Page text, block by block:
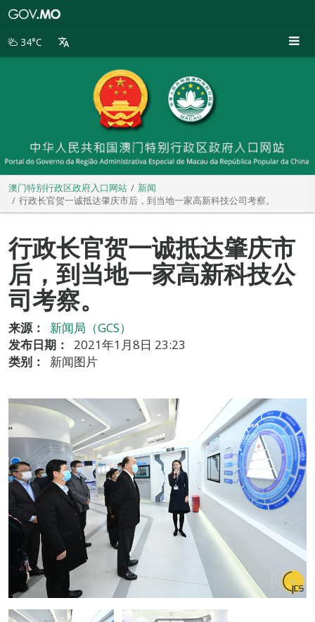
别
34°C
澳门特别行政区政府入口网站
新闻
行政长官贺一诚抵达肇庆市后，到当地一家高新科技公司考察。
行政长官贺一诚抵达肇庆市
后，到当地一家高新科技公
司考察。
来源：
新闻局（GCS）
发布日期：
2021年1月8日 23:23
类别：
新闻图片